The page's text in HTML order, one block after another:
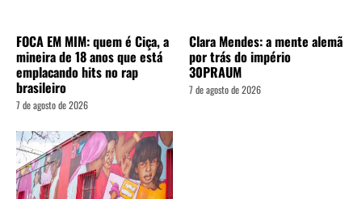
FOCA EM MIM: quem é Ciça, a
mineira de 18 anos que está
emplacando hits no rap
brasileiro
7 de agosto de 2026
Clara Mendes: a mente alemã
por trás do império
30PRAUM
7 de agosto de 2026